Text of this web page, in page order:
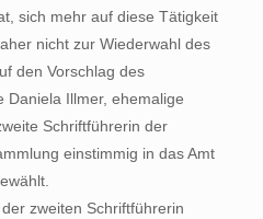
sich mehr auf diese Tätigkeit
nicht zur Wiederwahl des
den Vorschlag des
Daniela Illmer, ehemalige
Schriftführerin der
einstimmig in das Amt
zweiten Schriftführerin